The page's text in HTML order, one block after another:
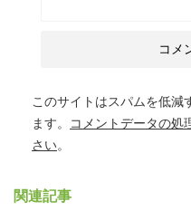
このサイトはスパムを低減
ます。
コメントデータの処
さい。
関連記事